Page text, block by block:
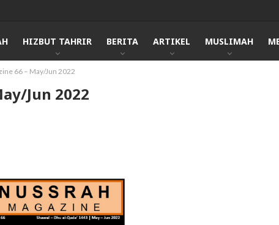
HIZBUT TAHRIR BERITA ARTIKEL MUSLIMAH
66 – May/Jun 2022
Jun 2022